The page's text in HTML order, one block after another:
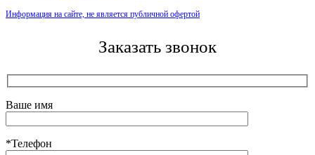
Информация на сайте, не является публичной офертой
Заказать звонок
Ваше имя
*Телефон